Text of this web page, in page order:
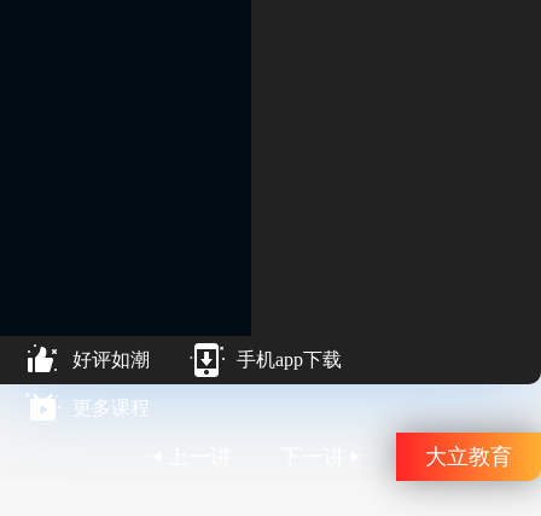
好评如潮 手机app下载
更多课程
大立教育